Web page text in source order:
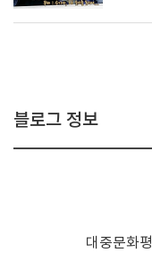
블로그 정보
대중문화